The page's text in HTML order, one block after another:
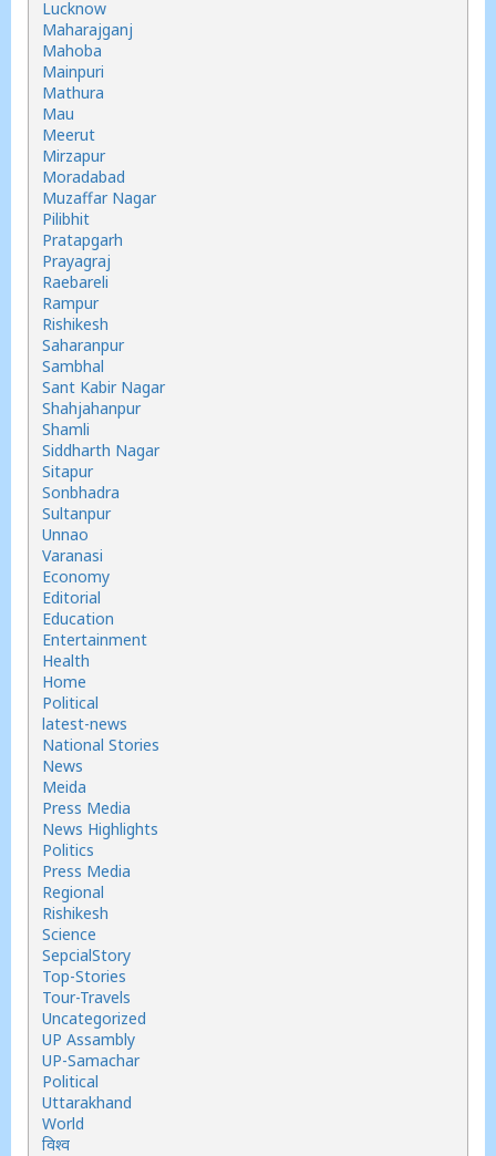
Lucknow
Maharajganj
Mahoba
Mainpuri
Mathura
Mau
Meerut
Mirzapur
Moradabad
Muzaffar Nagar
Pilibhit
Pratapgarh
Prayagraj
Raebareli
Rampur
Rishikesh
Saharanpur
Sambhal
Sant Kabir Nagar
Shahjahanpur
Shamli
Siddharth Nagar
Sitapur
Sonbhadra
Sultanpur
Unnao
Varanasi
Economy
Editorial
Education
Entertainment
Health
Home
Political
latest-news
National Stories
News
Meida
Press Media
News Highlights
Politics
Press Media
Regional
Rishikesh
Science
SepcialStory
Top-Stories
Tour-Travels
Uncategorized
UP Assambly
UP-Samachar
Political
Uttarakhand
World
विश्व